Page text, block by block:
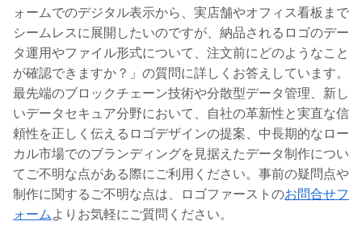
ォームでのデジタル表示から、実店舗やオフィス看板まで
シームレスに展開したいのですが、納品されるロゴのデー
タ運用やファイル形式について、注文前にどのようなこと
が確認できますか？」の質問に詳しくお答えしています。
最先端のブロックチェーン技術や分散型データ管理、新し
いデータセキュア分野において、自社の革新性と実直な信
頼性を正しく伝えるロゴデザインの提案、中長期的なロー
カル市場でのブランディングを見据えたデータ制作につい
てご不明な点がある際にご利用ください。事前の疑問点や
制作に関するご不明な点は、ロゴファーストのお問合せフ
ォーム よりお気軽にご質問ください。